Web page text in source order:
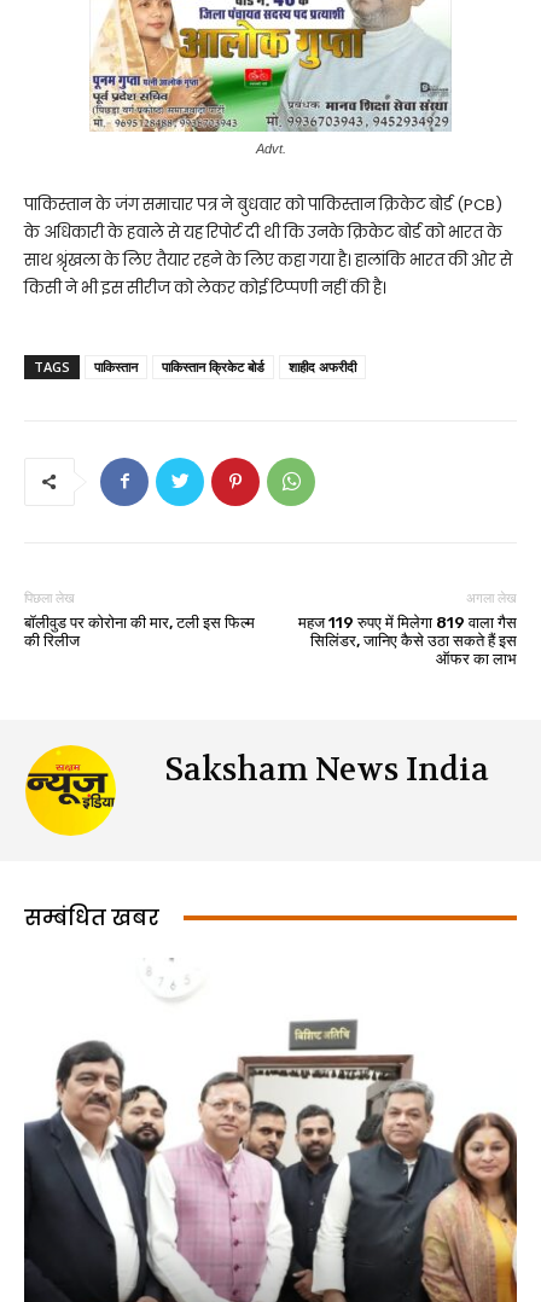
Advt.
पाकिस्तान के जंग समाचार पत्र ने बुधवार को पाकिस्तान क्रिकेट बोर्ड (PCB)
के अधिकारी के हवाले से यह रिपोर्ट दी थी कि उनके क्रिकेट बोर्ड को भारत के
साथ श्रृंखला के लिए तैयार रहने के लिए कहा गया है। हालांकि भारत की ओर से
किसी ने भी इस सीरीज को लेकर कोई टिप्पणी नहीं की है।
TAGS पाकिस्तान पाकिस्तान क्रिकेट बोर्ड शाहीद अफरीदी
पिछला लेख
बॉलीवुड पर कोरोना की मार, टली इस फिल्म
की रिलीज
अगला लेख
महज 119 रुपए में मिलेगा 819 वाला गैस
सिलिंडर, जानिए कैसे उठा सकते हैं इस
ऑफर का लाभ
Saksham News India
सम्बंधित खबर